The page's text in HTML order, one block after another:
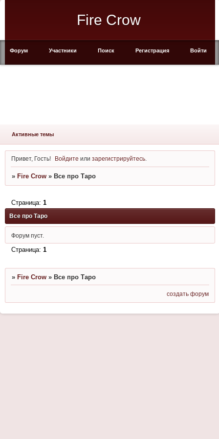
Fire Crow
Форум Участники Поиск Регистрация Войти
Активные темы
Привет, Гость! Войдите илизарегистрируйтесь
» Fire Crow » Все про Таро
Все про Таро
Страница: 1
Форум пуст.
Страница: 1
» Fire Crow » Все про Таро
создать форум